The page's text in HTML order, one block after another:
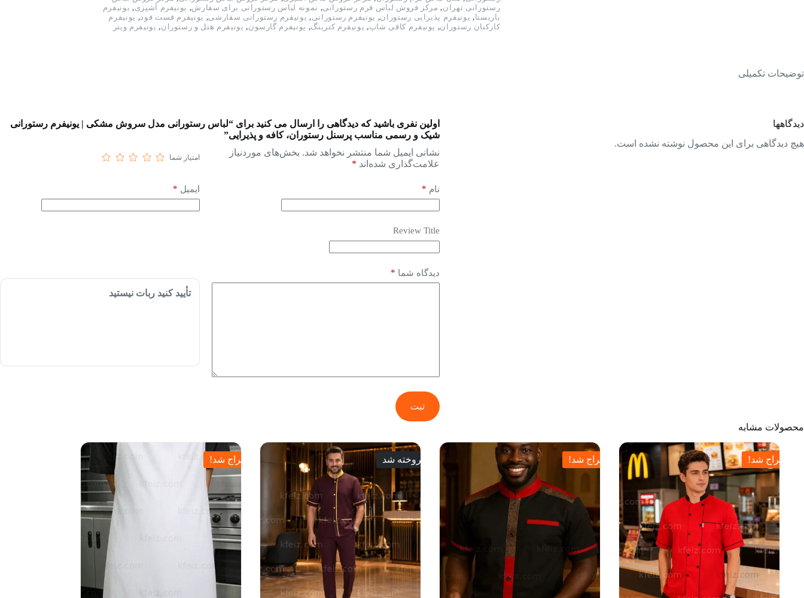
رستورانی تهران, مرکز فروش لباس فرم رستورانی, نمونه لباس رستورانی برای سفارش, یونیفرم آشپزی, یونیفرم
باریستا , یونیفرم پذیرایی رستوران, یونیفرم رستورانی, یونیفرم رستورانی سفارشی, یونیفرم فست فود, یونیفرم
کارکنان رستوران, یونیفرم کافی شاپ, یونیفرم کترینگ, یونیفرم گارسون, یونیفرم هتل و رستوران, یونیفرم ویتر
توضیحات تکمیلی
دیدگاهها
هیچ دیدگاهی برای این محصول نوشته نشده است.
اولین نفری باشید که دیدگاهی را ارسال می کنید برای “لباس رستورانی مدل سروش مشکی | یونیفرم رستورانی
شیک و رسمی مناسب پرسنل رستوران، کافه و پذیرایی”
نشانی ایمیل شما منتشر نخواهد شد. بخش‌های موردنیاز
علامت‌گذاری شده‌اند *
امتیاز شما
نام * ایمیل *
Review Title
دیدگاه شما *
تأیید کنید ربات نیستید
ثبت
محصولات مشابه
حراج شد! حراج شد! فروخته شد حراج شد!